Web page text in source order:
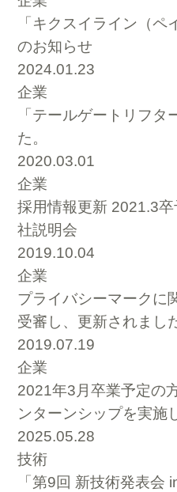
「キクスイライン（
のお知らせ
2024.01.23
企業
「テールゲートリフ
た。
2020.03.01
企業
採用情報更新 2021.3
社説明会
2019.10.04
企業
プライバシーマークに
受審し、更新されまし
2019.07.19
企業
2021年3月卒業予定の
ンターンシップを実施
2025.05.28
技術
「第9回 新技術発表会